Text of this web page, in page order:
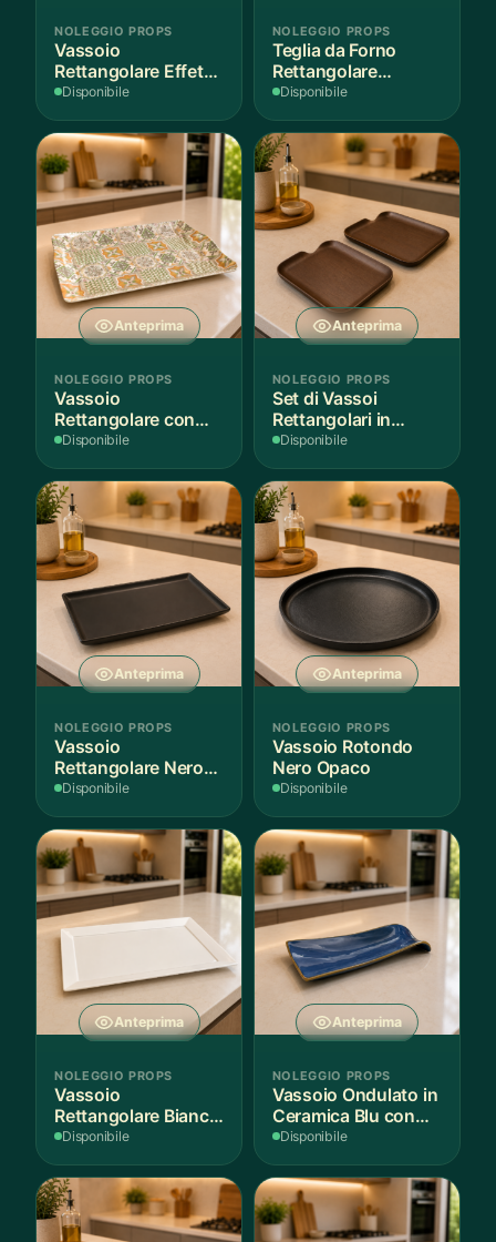
NOLEGGIO PROPS
Vassoio
Rettangolare Effetto
Legno
Disponibile
NOLEGGIO PROPS
Teglia da Forno
Rettangolare
Antiaderente
Disponibile
Anteprima
NOLEGGIO PROPS
Vassoio
Rettangolare con
Fantasia
Disponibile
Anteprima
NOLEGGIO PROPS
Set di Vassoi
Rettangolari in
Finitura Legno
Disponibile
Anteprima
NOLEGGIO PROPS
Vassoio
Rettangolare Nero
Opaco
Disponibile
Anteprima
NOLEGGIO PROPS
Vassoio Rotondo
Nero Opaco
Disponibile
Anteprima
NOLEGGIO PROPS
Vassoio
Rettangolare Bianco
per Scenografie
Disponibile
Anteprima
NOLEGGIO PROPS
Vassoio Ondulato in
Ceramica Blu con
Bordo Dorato
Disponibile